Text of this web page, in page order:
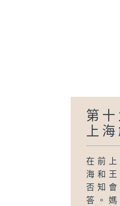
第
上海
在前
海和
否知
答。